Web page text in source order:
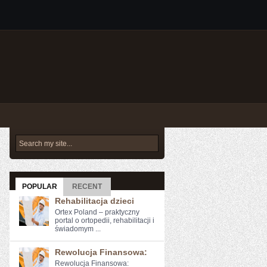
POPULAR RECENT
Rehabilitacja dzieci
Ortex Poland – praktyczny
portal o ortopedii, rehabilitacji i
świadomym ...
Rewolucja Finansowa:
Rewolucja Finansowa: